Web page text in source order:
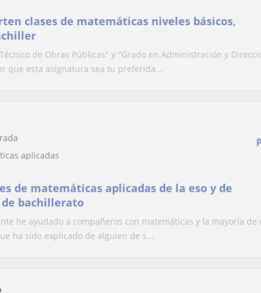
clases de matemáticas niveles básicos,
de Obras Públicas" y "Grado en Administración y
que esta asignatura sea tu preferida...
aplicadas
de matemáticas aplicadas de la eso y de
bachillerato
he ayudado a compañeros con matemáticas y la mayoría
ha sido explicado de alguien de s...